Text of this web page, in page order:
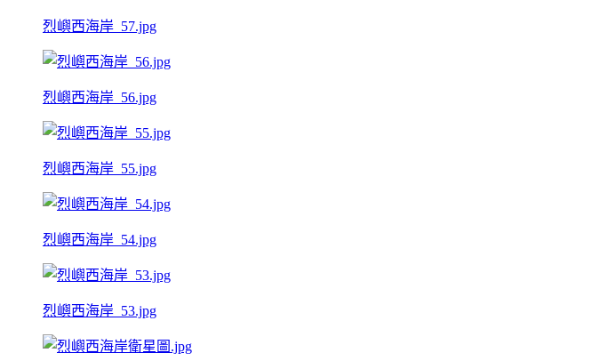
烈嶼西海岸_57.jpg
烈嶼西海岸_56.jpg
烈嶼西海岸_55.jpg
烈嶼西海岸_54.jpg
烈嶼西海岸_53.jpg